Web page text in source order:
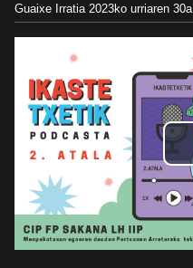
Guaixe Irratia 2023ko urriaren 30a